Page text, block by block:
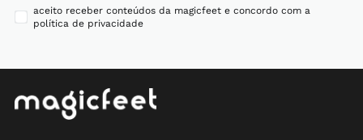
aceito receber conteúdos da magicfeet e concordo com a
política de privacidade